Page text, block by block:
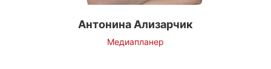
Антонина Ализарчик
Медиапланер